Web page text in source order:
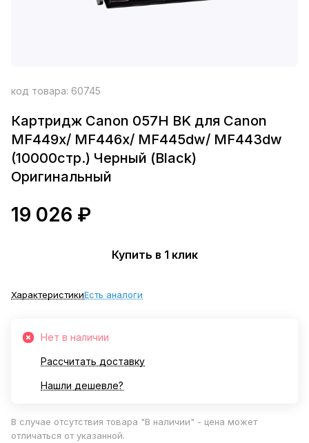
код товара: 60745
Картридж Canon 057H BK для Canon
MF449x/ MF446x/ MF445dw/ MF443dw
(10000стр.) Черный (Black)
Оригинальный
19 026 ₽
Купить в 1 клик
ХарактеристикиЕсть аналоги
Нет в наличии
Рассчитать доставку
Нашли дешевле?
В случае отсутствия товара "В наличии" - цена может
отличаться от указанной.